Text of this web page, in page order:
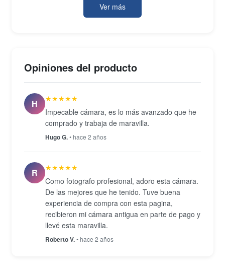
Para video, la cámara graba en 4K a 30 fps, Full HD
de magnesio con sellado contra polvo y humedad, y
8,1 cm ofrece 1,62 millones de puntos para navegar
los menús con precisión. La sensibilidad ISO nativa
va de 100 a 32 000, ampliable entre 50 y 102 400, y
la cadencia de disparo continuo alcanza los 7 fps.
Ver más
Opiniones del producto
H
★★★★★
Impecable cámara, es lo más avanzado que he
comprado y trabaja de maravilla.
Hugo G.• hace 2 años
R
★★★★★
Como fotografo profesional, adoro esta cámara.
De las mejores que he tenido. Tuve buena
experiencia de compra con esta pagina,
recibieron mi cámara antigua en parte de pago y
llevé esta maravilla.
Roberto V.• hace 2 años